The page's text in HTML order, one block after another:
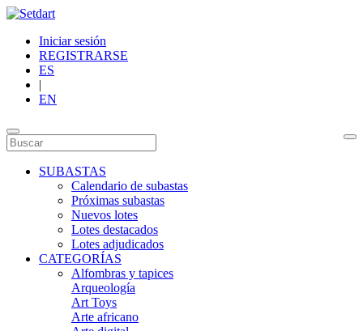
Iniciar sesión
REGISTRARSE
ES
|
EN
SUBASTAS
Calendario de subastas
Próximas subastas
Nuevos lotes
Lotes destacados
Lotes adjudicados
CATEGORÍAS
Alfombras y tapices
Arqueología
Art Toys
Arte africano